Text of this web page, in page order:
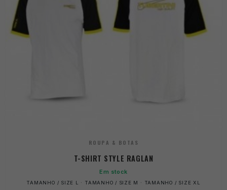
ROUPA & BOTAS
T-SHIRT STYLE RAGLAN
Em stock
TAMANHO / SIZE L · TAMANHO / SIZE M · TAMANHO / SIZE XL